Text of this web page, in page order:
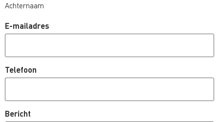
Achternaam
E-mailadres
Telefoon
Bericht